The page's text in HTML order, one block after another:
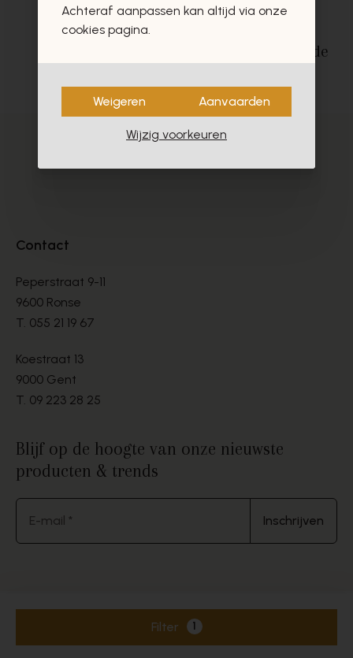
in de
Filter 1Actieve filters
Contact
Peperstraat 9-11
9600 Ronse
T. 055 21 19 67
Koestraat 13
9000 Gent
T. 09 223 28 25
Blijf op de hoogte van onze nieuwste
producten & trends
E-mail * Inschrijven
© 2026 Jean Delaere. Alle rechten voorbehouden.
Website by
Achteraf aanpassen kan altijd via onze
cookies pagina.
Weigeren Aanvaarden
Wijzig voorkeuren